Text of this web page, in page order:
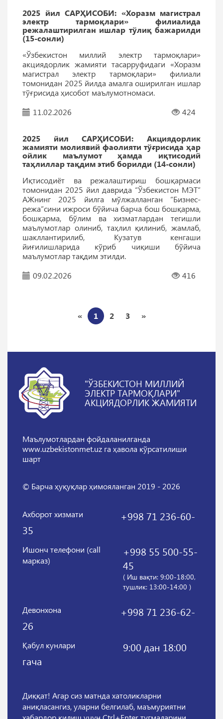
2025 йил САРҲИСОБИ: «Хоразм магистрал
электр тармоқлари» филиалида
режалаштирилган ишлар тўлиқ бажарилди
(15-сонли)
«Ўзбекистон миллий электр тармоқлари»
акциядорлик жамияти тасарруфидаги «Хоразм
магистрал электр тармоқлари» филиали
томонидан 2025 йилда амалга оширилган ишлар
тўғрисида ҳисобот маълумотномаси.
11.02.2026
424
2025 йил САРҲИСОБИ: Акциядорлик
жамияти молиявий фаолияти тўғрисида ҳар
ойлик маълумот ҳамда иқтисодий
таҳлиллар тақдим этиб борилди (14-сонли)
Иқтисодиёт ва режалаштириш бошқармаси
томонидан 2025 йил даврида “Ўзбекистон МЭТ”
АЖнинг 2025 йилга мўлжалланган “Бизнес-
режа”сини ижроси бўйича барча бош бошқарма,
бошқарма, бўлим ва хизматлардан тегишли
маълумотлар олиниб, таҳлил қилиниб, жамлаб,
шакллантирилиб, Кузатув кенгаши
йиғилишларида кўриб чиқиши бўйича
маълумотлар тақдим этилди.
09.02.2026
416
« 1 2 3 »
"ЎЗБЕКИСТОН МИЛЛИЙ
ЭЛЕКТР ТАРМОҚЛАРИ"
АКЦИЯДОРЛИК ЖАМИЯТИ
Маълумотлардан фойдаланилганда
www.uzbekistonmet.uz га ҳавола кўрсатилиши
шарт
© Барча ҳуқуқлар ҳимояланган 2019 - 2026
Ахборот хизмати
+998 71 236-60-
35
Ишонч телефони (call
марказ)
+998 55 500-55-
45
( Иш вақти: 9:00-18:00,
тушлик: 13:00-14:00 )
Девонхона
+998 71 236-62-
26
Қабул кунлари
9:00 дан 18:00
гача
Диққат! Агар сиз матнда хатоликларни
аниқласангиз, уларни белгилаб, маъмуриятни